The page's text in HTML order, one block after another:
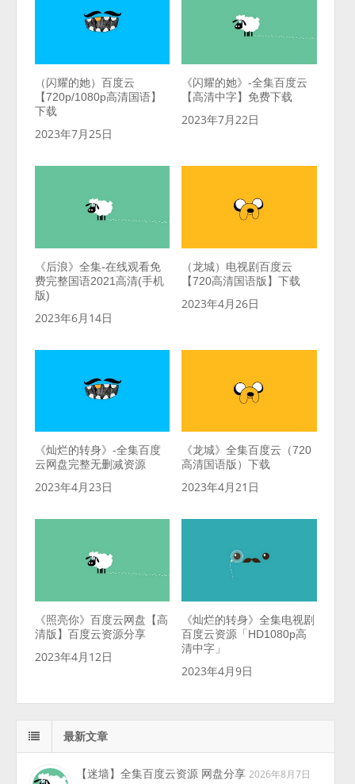
（闪耀的她）百度云
【720p/1080p高清国语】
下载
2023年7月25日
《闪耀的她》-全集百度云
【高清中字】免费下载
2023年7月22日
《后浪》全集-在线观看免
费完整国语2021高清(手机
版)
2023年6月14日
（龙城）电视剧百度云
【720高清国语版】下载
2023年4月26日
《灿烂的转身》-全集百度
云网盘完整无删减资源
2023年4月23日
《龙城》全集百度云（720
高清国语版）下载
2023年4月21日
《照亮你》百度云网盘【高
清版】百度云资源分享
2023年4月12日
《灿烂的转身》全集电视剧
百度云资源「HD1080p高
清中字」
2023年4月9日
最新文章
【迷墙】全集百度云资源 网盘分享 2026年8月7日